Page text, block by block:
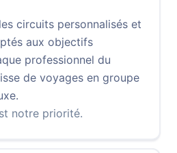
circuits personnalisés et
aux objectifs
professionnel du
de voyages en groupe
notre priorité.